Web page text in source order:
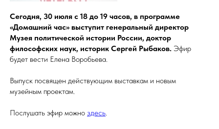
Сегодня, 30 июля с 18 до 19 часов, в программе
«Домашний час» выступит генеральный директор
Музея политической истории России, доктор
философских наук, историк Сергей Рыбаков. Эфир
будет вести Елена Воробьева.
Выпуск посвящен действующим выставкам и новым
музейным проектам.
Послушать эфир можно здесь.